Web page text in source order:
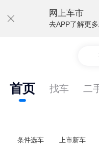
网上车市
去APP了解更
首页 找车 二
条件选车 上市新车